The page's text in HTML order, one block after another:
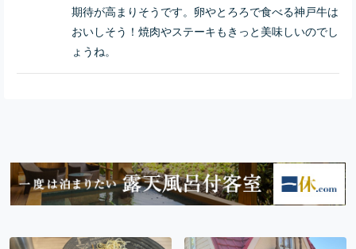
期待が高まりそうです。卵やとろろで食べる神戸牛は
おいしそう！焼肉やステーキもきっと美味しいのでし
ょうね。